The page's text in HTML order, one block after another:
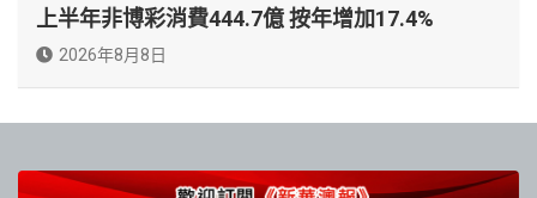
上半年非博彩消費444.7億 按年增加17.4%
2026年8月8日